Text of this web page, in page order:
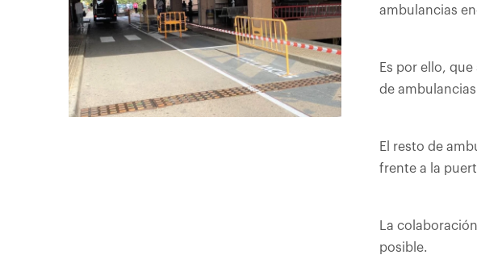
ambulancias
Es por ello,
de
El resto de
frente a la
La
posible.